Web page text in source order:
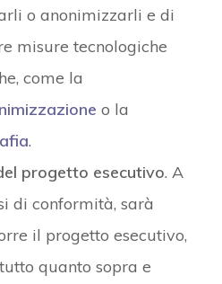
o anonimizzarli e di
misure tecnologiche
come la
o la
.
progetto esecutivo. A
di conformità, sarà
il progetto esecutivo,
quanto sopra e